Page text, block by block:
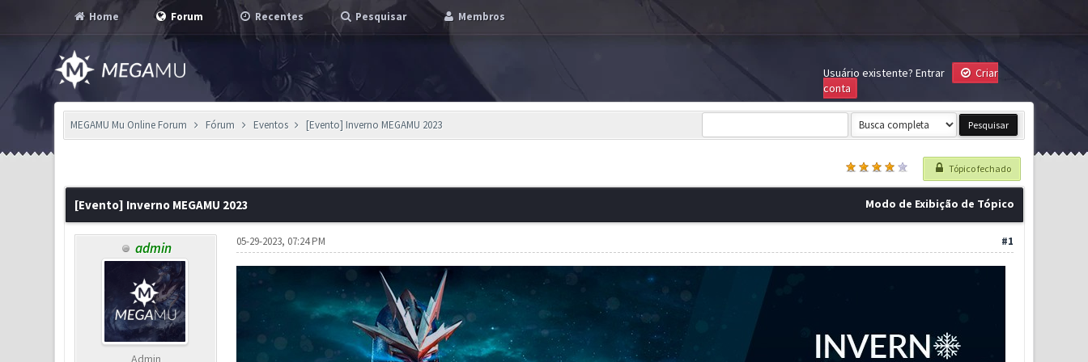
Home Forum Recentes Pesquisar Membros
Usuário existente? Entrar
Criar
conta
MEGAMU Mu Online Forum Fórum Eventos [Evento] Inverno MEGAMU 2023
Tópico fechado
Modo de Exibição de Tópico
[Evento] Inverno MEGAMU 2023
admin
Admin
#1
05-29-2023, 07:24 PM